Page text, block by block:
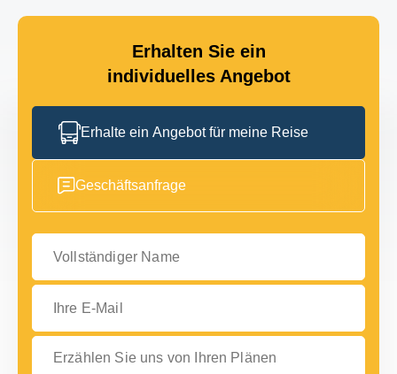
Erhalten Sie ein
individuelles Angebot
Erhalte ein Angebot für meine Reise
Geschäftsanfrage
Vollständiger Name
Ihre E-Mail
Erzählen Sie uns von Ihren Plänen